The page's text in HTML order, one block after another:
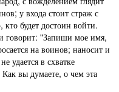
у входа стоит страж с
будет достоин войти.
говорит: "Запиши мое имя,
на воинов; наносит и
удается в схватке
вы думаете, о чем эта